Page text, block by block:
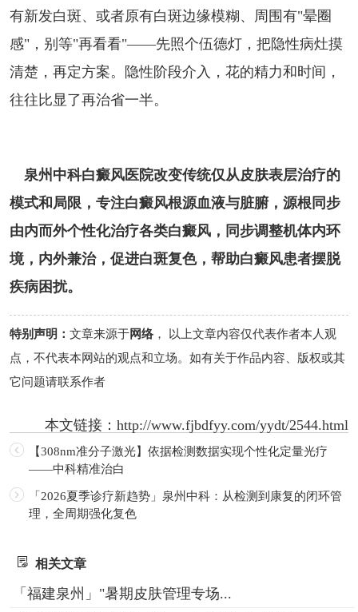
有新发白斑、或者原有白斑边缘模糊、周围有"晕圈
感"，别等"再看看"——先照个伍德灯，把隐性病灶摸
清楚，再定方案。隐性阶段介入，花的精力和时间，
往往比显了再治省一半。
泉州中科白癜风医院改变传统仅从皮肤表层治疗的
模式和局限，专注白癜风根源血液与脏腑，源根同步
由内而外个性化治疗各类白癜风，同步调整机体内环
境，内外兼治，促进白斑复色，帮助白癜风患者摆脱
疾病困扰。
特别声明： 文章来源于网络， 以上文章内容仅代表作者本人观
点，不代表本网站的观点和立场。如有关于作品内容、版权或其
它问题请联系作者
本文链接：http://www.fjbdfyy.com/yydt/2544.html
【308nm准分子激光】依据检测数据实现个性化定量光疗
——中科精准治白
「2026夏季诊疗新趋势」泉州中科：从检测到康复的闭环管
理，全周期强化复色
相关文章
「福建泉州」"暑期皮肤管理专场...